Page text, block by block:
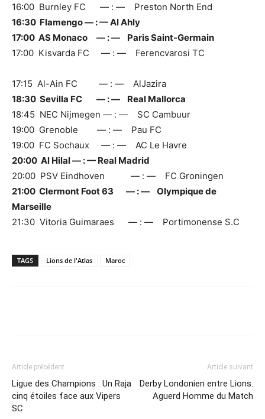
16:00 Burnley FC — : — Preston North End
16:30 Flamengo — : — Al Ahly
17:00 AS Monaco — : — Paris Saint-Germain
17:00 Kisvarda FC — : — Ferencvarosi TC
17:15 Al-Ain FC — : — AlJazira
18:30 Sevilla FC — : — Real Mallorca
18:45 NEC Nijmegen — : — SC Cambuur
19:00 Grenoble — : — Pau FC
19:00 FC Sochaux — : — AC Le Havre
20:00 Al Hilal — : — Real Madrid
20:00 PSV Eindhoven — : — FC Groningen
21:00 Clermont Foot 63 — : — Olympique de
Marseille
21:30 Vitoria Guimaraes — : — Portimonense S.C
TAGS Lions de l'Atlas Maroc
Article précédent
Ligue des Champions : Un Raja
cinq étoiles face aux Vipers
SC
Article suivant
Derby Londonien entre Lions.
Aguerd Homme du Match